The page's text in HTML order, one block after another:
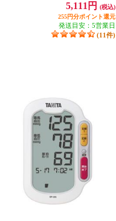
5,111円
(税込)
255円分ポイント還元
発送目安：5営業日
(11件)